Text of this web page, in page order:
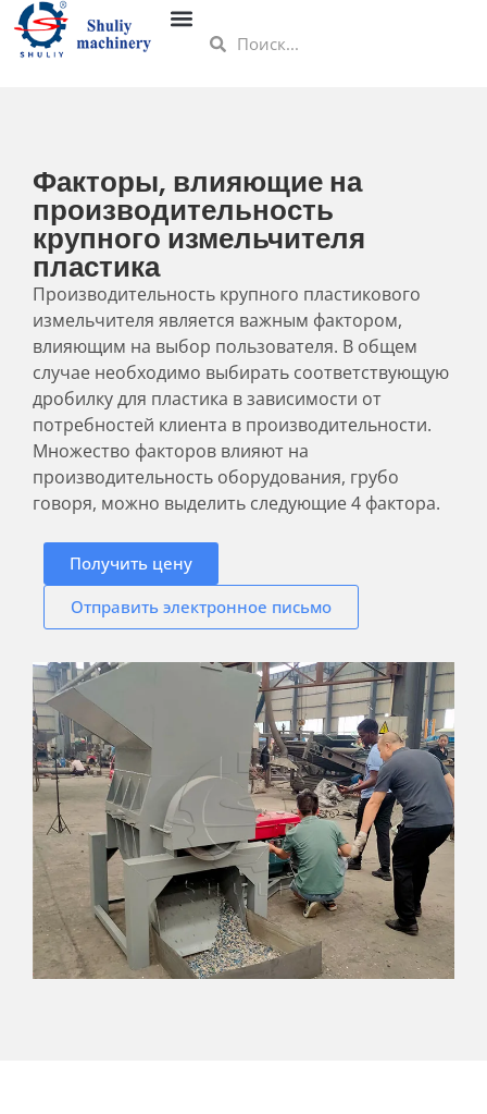
Факторы, влияющие на
производительность
крупного измельчителя
пластика
Производительность крупного пластикового
измельчителя является важным фактором,
влияющим на выбор пользователя. В общем
случае необходимо выбирать соответствующую
дробилку для пластика в зависимости от
потребностей клиента в производительности.
Множество факторов влияют на
производительность оборудования, грубо
говоря, можно выделить следующие 4 фактора.
Получить цену
Отправить электронное письмо